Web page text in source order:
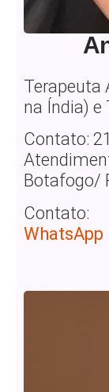
Terapeuta
na Índia) e
Contato:
Botafogo/
Contato:
WhatsApp